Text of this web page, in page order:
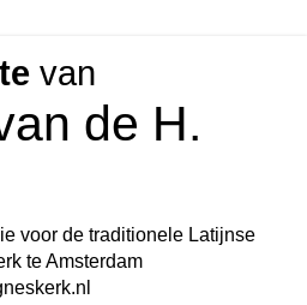
van
de H.
voor de traditionele Latijnse
te Amsterdam